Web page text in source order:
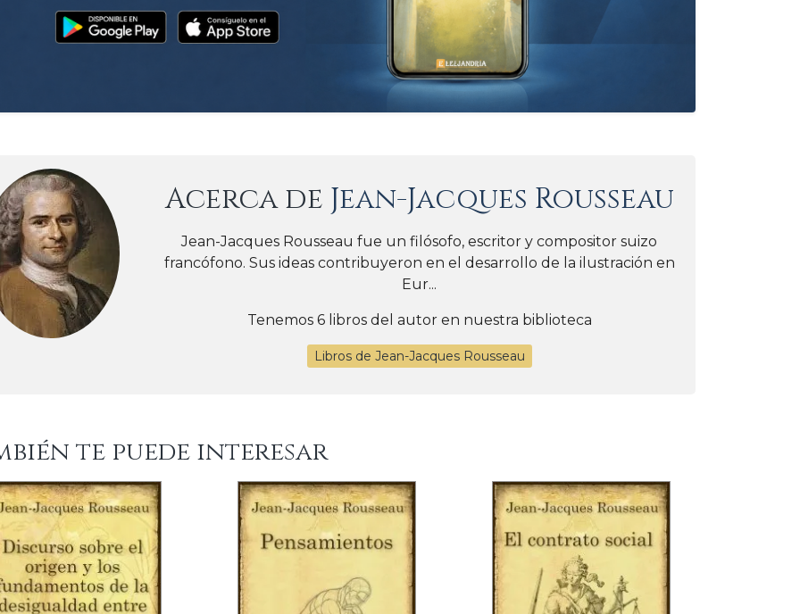
Acerca de Jean-Jacques Rousseau
Jean-Jacques Rousseau fue un filósofo, escritor y compositor suizo
francófono. Sus ideas contribuyeron en el desarrollo de la ilustración en
Eur...
Tenemos 6 libros del autor en nuestra biblioteca
Libros de Jean-Jacques Rousseau
te puede interesar